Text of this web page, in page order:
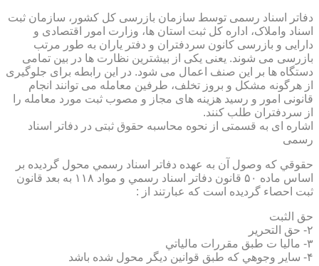
دفاتر اسناد رسمی توسط سازمان بازرسی کل کشور، سازمان ثبت
اسناد واملاک، اداره کل ثبت استان ها، وزارت امور اقتصادی و
دارایی و بازرسی کانون سردفتران و دفتر یاران به طور مرتب
بازرسی می شوند. یعنی یکی از بیشترین نظارت ها در بین تمامی
دستگاه ها بر این صنف اعمال می شود. در این رابطه برای جلوگیری
از هرگونه مشکل و بروز تخلف، طرفین معامله می توانند انجام
قانونی امور و رسید هزینه های مجاز و مصوب ثبت مورد معامله را
از سردفتران طلب کنند.
اشاره ای به قسمتی از نحوه محاسبه حقوق ثبتی در دفاتر اسناد
رسمی
حقوقي كه وصول آن به عهده دفاتر اسناد رسمي محول گرديده بر
اساس ماده ۵۰ قانون دفاتر اسناد رسمي و مواد ۱۱۸ به بعد قانون
ثبت احصاء گرديده است كه عبارتند از :
حق الثبت
۲- حق التحرير
۳- ماليا ت طبق مقررات مالياتي
۴- ساير وجوهي كه طبق قوانين ديگر محول شده باشد